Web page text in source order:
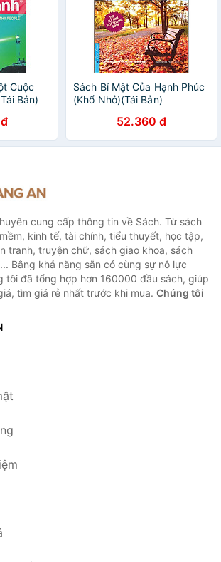
Cuộc
Bản)
Sách Bí Mật Của Hạnh Phúc
(Khổ Nhỏ)(Tái Bản)
52.360 đ
cung cấp thông tin về Sách. Từ sách
kinh tế, tài chính, tiểu thuyết, học tập,
tranh, truyện chữ, sách giao khoa, sách
Bằng khả năng sẵn có cùng sự nỗ lực
tôi đã tổng hợp hơn 160000 đầu sách, giúp
tìm giá rẻ nhất trước khi mua. Chúng tôi